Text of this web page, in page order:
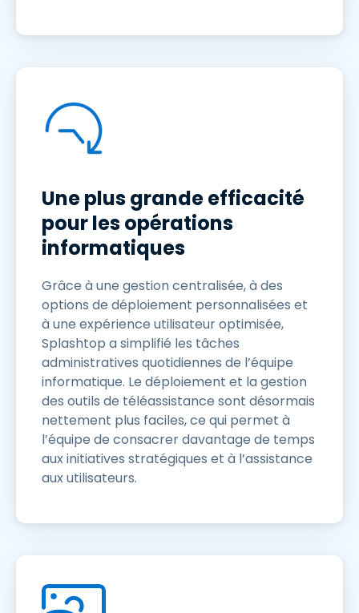
Une plus grande efficacité
pour les opérations
informatiques
Grâce à une gestion centralisée, à des
options de déploiement personnalisées et
à une expérience utilisateur optimisée,
Splashtop a simplifié les tâches
administratives quotidiennes de l’équipe
informatique. Le déploiement et la gestion
des outils de téléassistance sont désormais
nettement plus faciles, ce qui permet à
l’équipe de consacrer davantage de temps
aux initiatives stratégiques et à l’assistance
aux utilisateurs.